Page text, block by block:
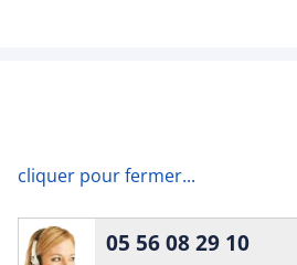
cliquer pour fermer...
05 56 08 29 10